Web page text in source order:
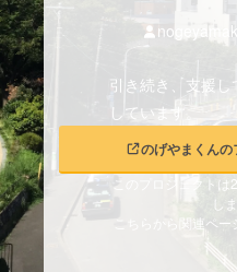
映像・映画
ビジネス・起業
まちづくり・地
CAMPFIRE for Social
CAMPFIREふるさと納
引き続き、支援し
しています。
のげやまくん
このプロジェクト
し
こちらから関連ペー